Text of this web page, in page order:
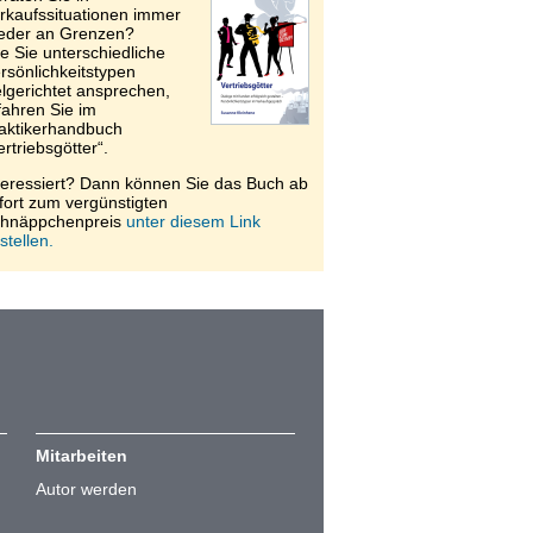
immer
an Grenzen?
Sie unterschiedliche
ansprechen,
Sie im
Dann können Sie das Buch ab
zum vergünstigten
unter diesem Link
Mitarbeiten
Autor werden